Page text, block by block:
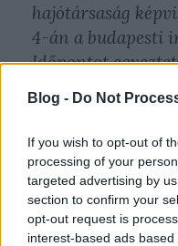
Blog - Do Not
If you wish to opt-out of
processing of your
targeted advertising by
section to confirm your
opt-out request is
interest-based ads
hajótársaság
4-án a budapesti
Időpontot
irodánkban
fasor 1)
emailben (
telefonon a 06-1/
telefonszámon 9-
Az első forduló és
időpontja: